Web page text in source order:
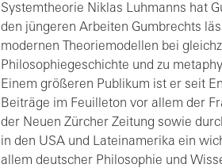
Systemtheorie Niklas Luhmanns hat
den jüngeren Arbeiten Gumbrechts
modernen Theoriemodellen bei
Philosophiegeschichte und zu
Einem größeren Publikum ist er seit
Beiträge im Feuilleton vor allem der
der Neuen Zürcher Zeitung sowie
in den USA und Lateinamerika ein
allem deutscher Philosophie und